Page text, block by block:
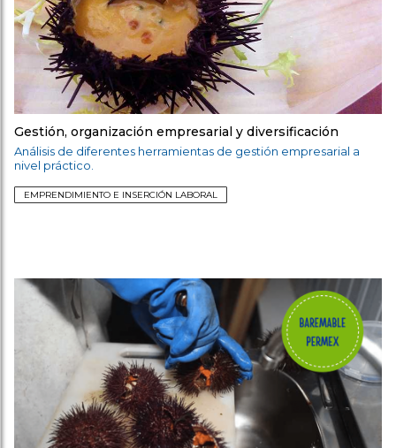
Gestión, organización empresarial y diversificación
Análisis de diferentes herramientas de gestión empresarial a
nivel práctico.
EMPRENDIMIENTO E INSERCIÓN LABORAL